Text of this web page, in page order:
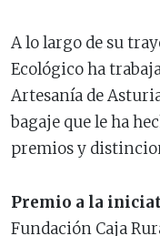
A lo largo de su
Ecológico ha
Artesanía de
bagaje que le ha
premios y
Premio a la
Fundación Caja